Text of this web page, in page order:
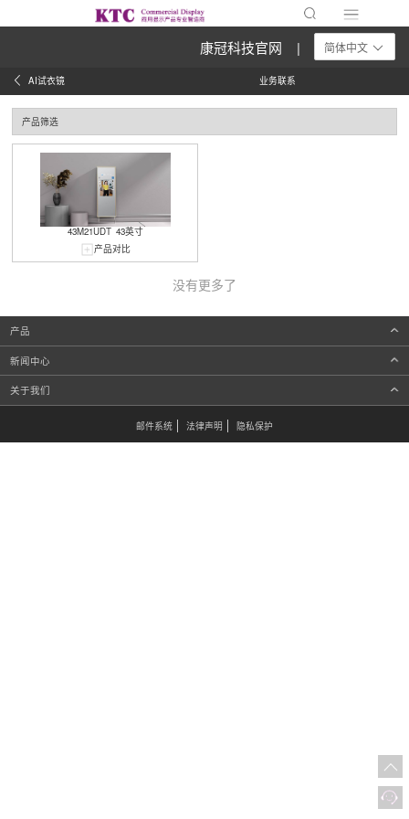
康冠科技官网 | 简体中文
AI试衣镜 业务联系
产品筛选
43M21UDT 43英寸
产品对比
没有更多了
产品
新闻中心
关于我们
邮件系统 法律声明 隐私保护